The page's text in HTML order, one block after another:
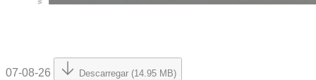
07-08-26 Descarregar (14.95 MB)